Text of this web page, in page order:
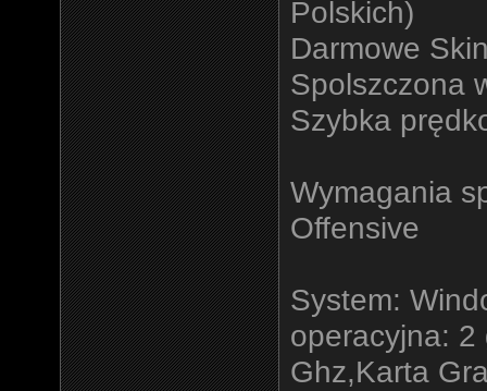
Polskich)
Darmowe
Spolszczona
Szybka
Wymagania
Offensive
System:
operacyjna:
Ghz,Karta